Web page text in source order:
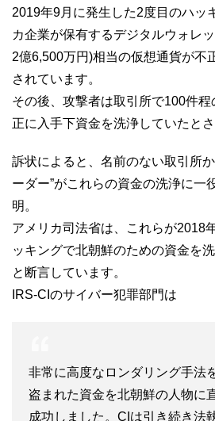
2019年9月に発生した2度目のハッ
カ企業が保有するデジタルウォレ
2億6,500万円)相当の仮想通貨が不
されています。
その後、攻撃者は取引所で100件
正に入手下資金を洗浄していたとさ
訴状によると、名前のない取引所
ーダー”がこれらの資金の洗浄に一
明。
アメリカ司法省は、これらが2018
ッキングで北朝鮮のための資金を
と断言しています。
IRS-CIのサイバー犯罪部門は
非常に高度なロンダリング手法
盗まれた資金を北朝鮮の人物に
成功しました。CIは引き続き法